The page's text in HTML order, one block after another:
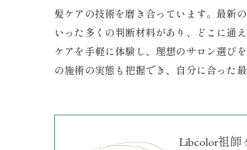
髪ケアの技術を磨き合っています。最新
いった多くの判断材料があり、どこに通
ケアを手軽に体験し、理想のサロン選び
の施術の実態も把握でき、自分に合った
Libcolor祖師